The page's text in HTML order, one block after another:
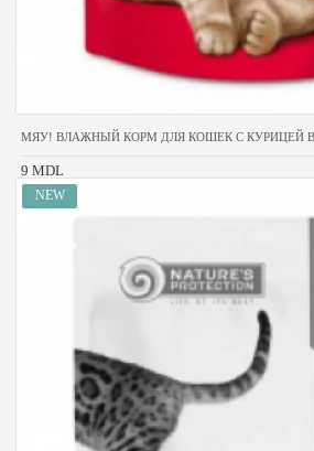
МЯУ! ВЛАЖНЫЙ КОРМ ДЛЯ КОШЕК С КУРИЦЕЙ В
9 MDL